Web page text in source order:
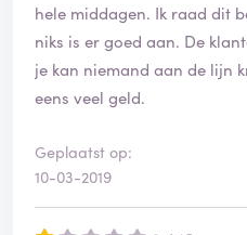
hele middagen. Ik raad dit
niks is er goed aan. De
je kan niemand aan de lijn
eens veel geld.
Geplaatst op:
10-03-2019